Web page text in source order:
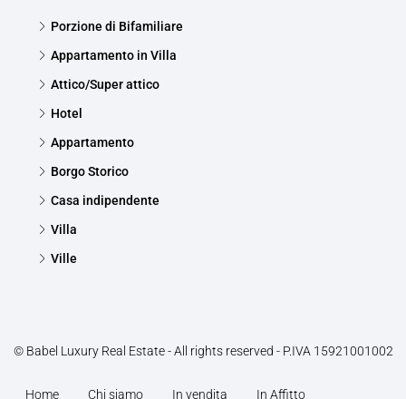
Porzione di Bifamiliare
Appartamento in Villa
Attico/Super attico
Hotel
Appartamento
Borgo Storico
Casa indipendente
Villa
Ville
© Babel Luxury Real Estate - All rights reserved - P.IVA 15921001002
Home Chi siamo In vendita In Affitto